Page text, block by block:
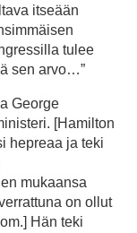
itseään
tulee
sen arvo…”
George
[Hamilton
hepreaa ja teki
mukaansa
on ollut
Hän teki